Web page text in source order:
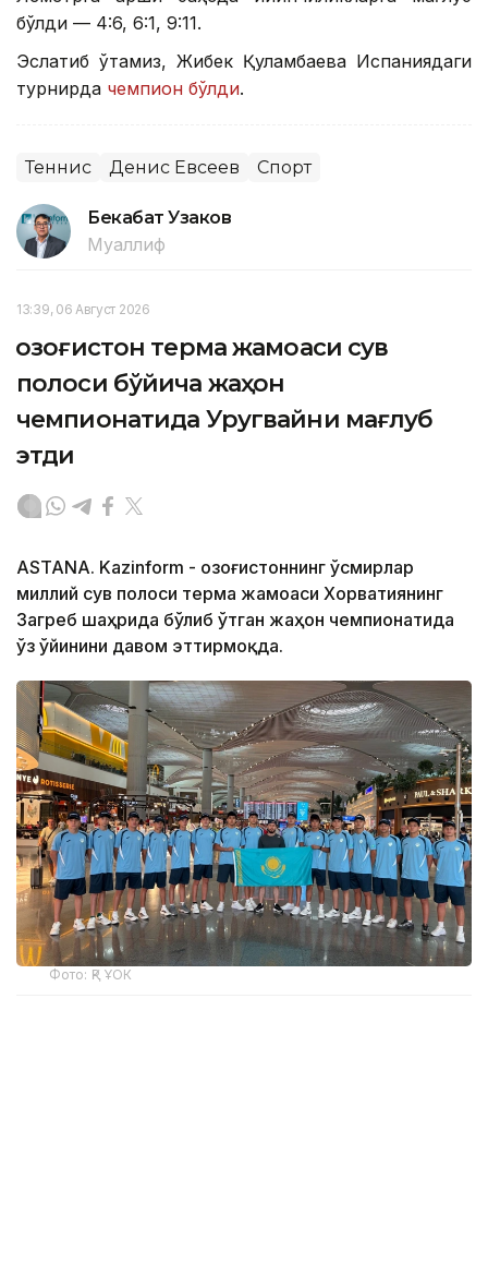
бўлди — 4:6, 6:1, 9:11.
Эслатиб ўтамиз, Жибек Қуламбаева Испаниядаги
турнирда чемпион бўлди.
Теннис Денис Евсеев Спорт
Бекабат Узаков
Муаллиф
13:39, 06 Август 2026
Қозоғистон терма жамоаси сув
полоси бўйича жаҳон
чемпионатида Уругвайни мағлуб
этди
ASTANA. Kazinform - Қозоғистоннинг ўсмирлар
миллий сув полоси терма жамоаси Хорватиянинг
Загреб шаҳрида бўлиб ўтган жаҳон чемпионатида
ўз ўйинини давом эттирмоқда.
Фото: ҚР ҰОК